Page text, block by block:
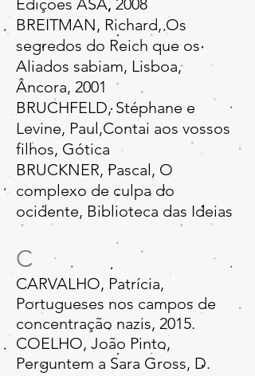
Edições ASA, 2008
BREITMAN, Richard, Os
segredos do Reich que os
Aliados sabiam, Lisboa,
Âncora, 2001
BRUCHFELD, Stéphane e
Levine, Paul,Contai aos vossos
filhos, Gótica
BRUCKNER, Pascal, O
complexo de culpa do
ocidente, Biblioteca das Ideias
C
CARVALHO, Patrícia,
Portugueses nos campos de
concentração nazis, 2015.
COELHO, João Pinto,
Perguntem a Sara Gross, D.